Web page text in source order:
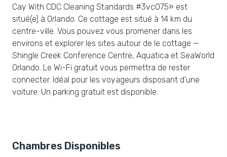
Cay With CDC Cleaning Standards #3vc075» est
situé(e) à Orlando. Ce cottage est situé à 14 km du
centre-ville. Vous pouvez vous promener dans les
environs et explorer les sites autour de le cottage —
Shingle Creek Conference Centre, Aquatica et SeaWorld
Orlando. Le Wi-Fi gratuit vous permettra de rester
connecter. Idéal pour les voyageurs disposant d’une
voiture. Un parking gratuit est disponible.
Chambres Disponibles